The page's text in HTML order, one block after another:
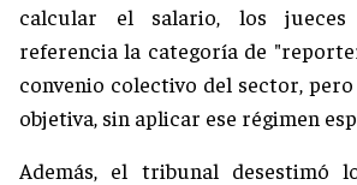
calcular el salario, los jueces
referencia la categoría de
convenio colectivo del sector,
objetiva, sin aplicar ese régimen
Además, el tribunal desestimó